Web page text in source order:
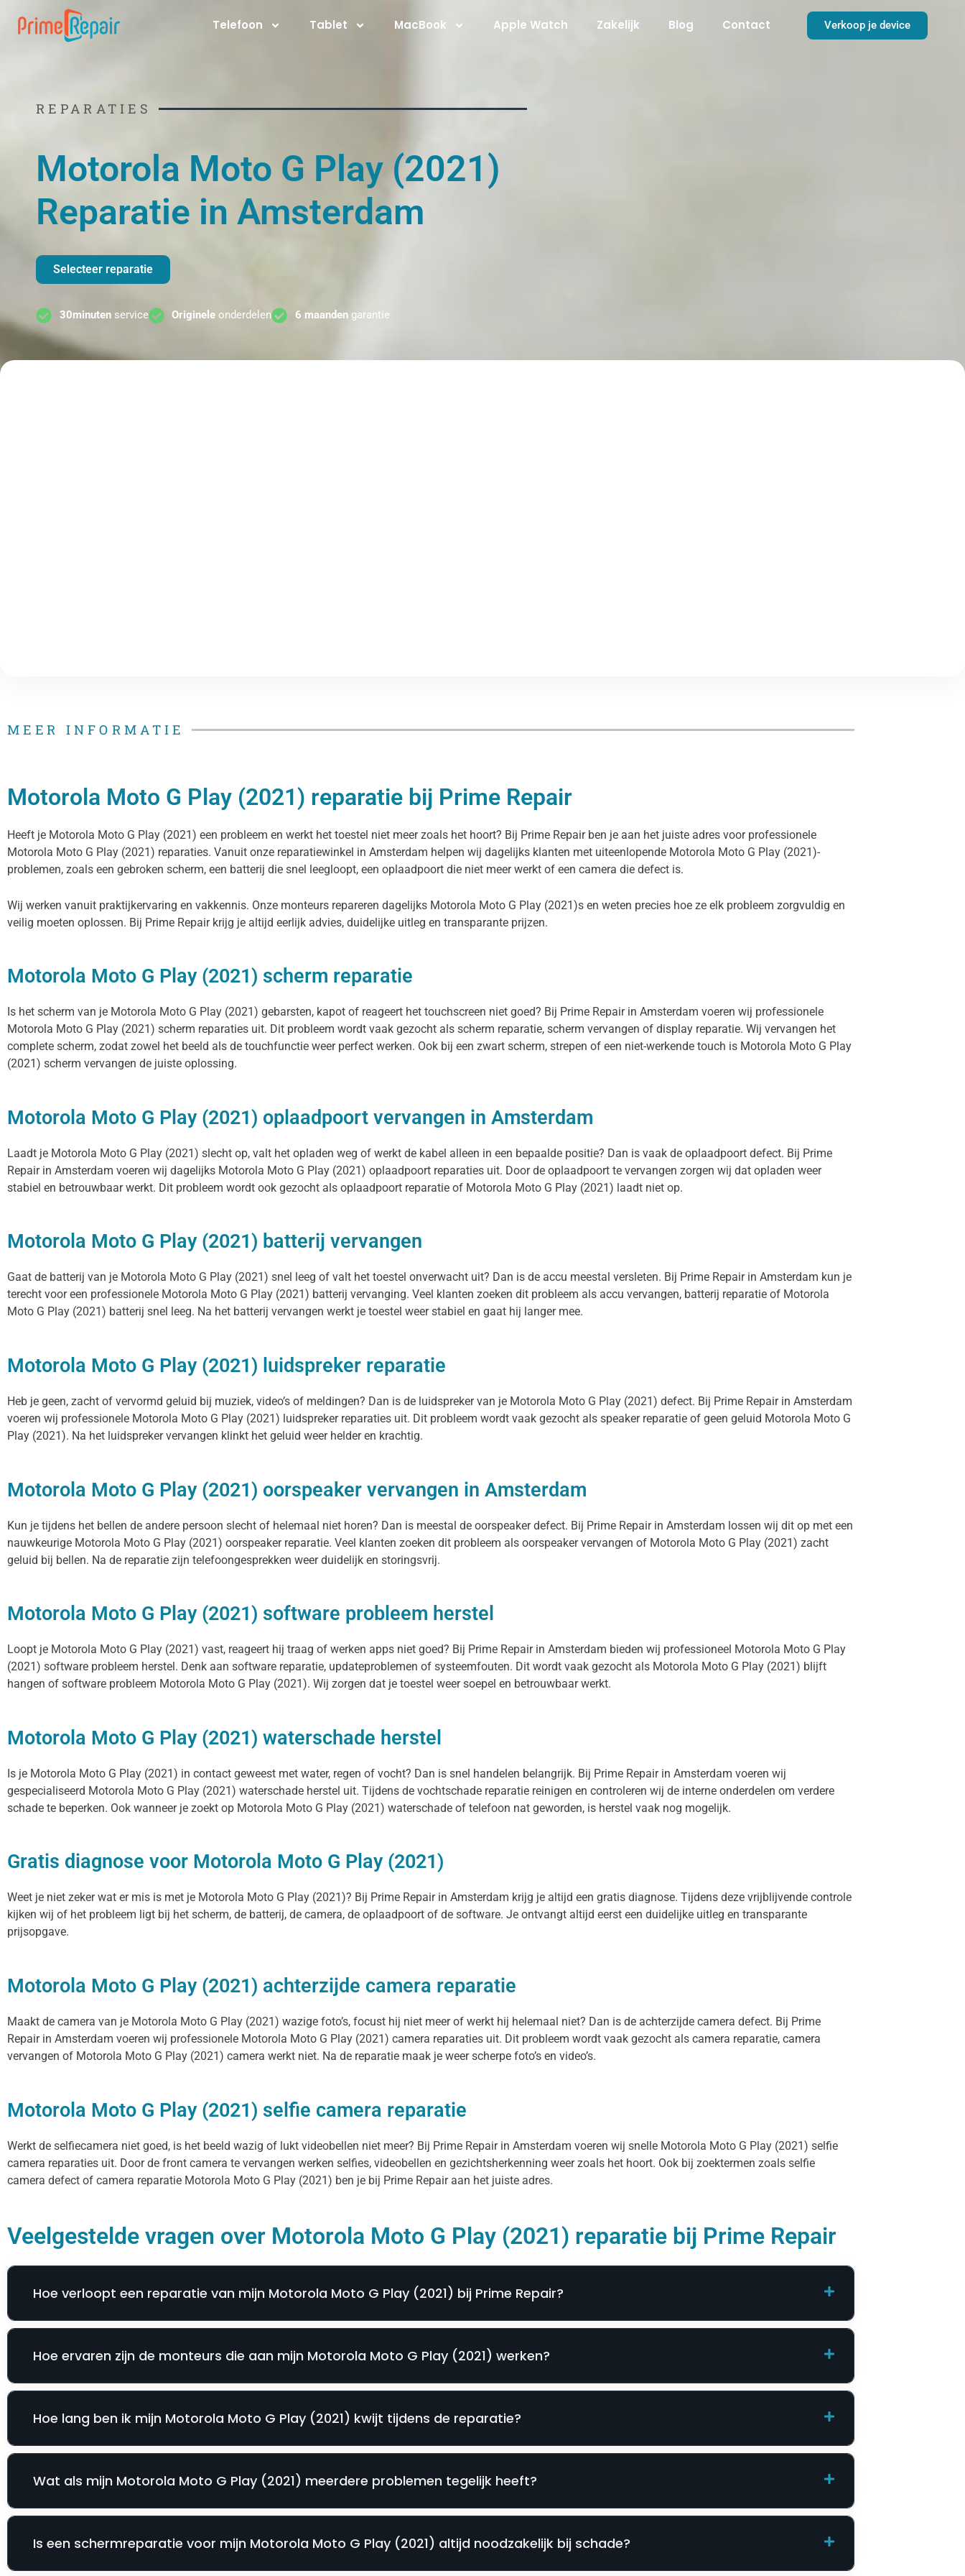
naar
Telefoon Tablet MacBook Apple Watch Zakelijk Blog Contact Verkoop je device
REPARATIES
Motorola Moto G Play (2021)
Reparatie in Amsterdam
Selecteer reparatie
30minutenservice Originele onderdelen 6 maandengarantie
MEER INFORMATIE
Motorola Moto G Play (2021) reparatie bij Prime Repair
Heeft je Motorola Moto G Play (2021) een probleem en werkt het toestel niet meer zoals het hoort? Bij Prime Repair ben je aan het juiste adres voor professionele
Motorola Moto G Play (2021) reparaties. Vanuit onze reparatiewinkel in Amsterdam helpen wij dagelijks klanten met uiteenlopende Motorola Moto G Play (2021)-
problemen, zoals een gebroken scherm, een batterij die snel leegloopt, een oplaadpoort die niet meer werkt of een camera die defect is.
Wij werken vanuit praktijkervaring en vakkennis. Onze monteurs repareren dagelijks Motorola Moto G Play (2021)s en weten precies hoe ze elk probleem zorgvuldig en
veilig moeten oplossen. Bij Prime Repair krijg je altijd eerlijk advies, duidelijke uitleg en transparante prijzen.
Motorola Moto G Play (2021) scherm reparatie
Is het scherm van je Motorola Moto G Play (2021) gebarsten, kapot of reageert het touchscreen niet goed? Bij Prime Repair in Amsterdam voeren wij professionele
Motorola Moto G Play (2021) scherm reparaties uit. Dit probleem wordt vaak gezocht als scherm reparatie, scherm vervangen of display reparatie. Wij vervangen het
complete scherm, zodat zowel het beeld als de touchfunctie weer perfect werken. Ook bij een zwart scherm, strepen of een niet-werkende touch is Motorola Moto G Play
(2021) scherm vervangen de juiste oplossing.
Motorola Moto G Play (2021) oplaadpoort vervangen in Amsterdam
Laadt je Motorola Moto G Play (2021) slecht op, valt het opladen weg of werkt de kabel alleen in een bepaalde positie? Dan is vaak de oplaadpoort defect. Bij Prime
Repair in Amsterdam voeren wij dagelijks Motorola Moto G Play (2021) oplaadpoort reparaties uit. Door de oplaadpoort te vervangen zorgen wij dat opladen weer
stabiel en betrouwbaar werkt. Dit probleem wordt ook gezocht als oplaadpoort reparatie of Motorola Moto G Play (2021) laadt niet op.
Motorola Moto G Play (2021) batterij vervangen
Gaat de batterij van je Motorola Moto G Play (2021) snel leeg of valt het toestel onverwacht uit? Dan is de accu meestal versleten. Bij Prime Repair in Amsterdam kun je
terecht voor een professionele Motorola Moto G Play (2021) batterij vervanging. Veel klanten zoeken dit probleem als accu vervangen, batterij reparatie of Motorola
Moto G Play (2021) batterij snel leeg. Na het batterij vervangen werkt je toestel weer stabiel en gaat hij langer mee.
Motorola Moto G Play (2021) luidspreker reparatie
Heb je geen, zacht of vervormd geluid bij muziek, video’s of meldingen? Dan is de luidspreker van je Motorola Moto G Play (2021) defect. Bij Prime Repair in Amsterdam
voeren wij professionele Motorola Moto G Play (2021) luidspreker reparaties uit. Dit probleem wordt vaak gezocht als speaker reparatie of geen geluid Motorola Moto G
Play (2021). Na het luidspreker vervangen klinkt het geluid weer helder en krachtig.
Motorola Moto G Play (2021) oorspeaker vervangen in Amsterdam
Kun je tijdens het bellen de andere persoon slecht of helemaal niet horen? Dan is meestal de oorspeaker defect. Bij Prime Repair in Amsterdam lossen wij dit op met een
nauwkeurige Motorola Moto G Play (2021) oorspeaker reparatie. Veel klanten zoeken dit probleem als oorspeaker vervangen of Motorola Moto G Play (2021) zacht
geluid bij bellen. Na de reparatie zijn telefoongesprekken weer duidelijk en storingsvrij.
Motorola Moto G Play (2021) software probleem herstel
Loopt je Motorola Moto G Play (2021) vast, reageert hij traag of werken apps niet goed? Bij Prime Repair in Amsterdam bieden wij professioneel Motorola Moto G Play
(2021) software probleem herstel. Denk aan software reparatie, updateproblemen of systeemfouten. Dit wordt vaak gezocht als Motorola Moto G Play (2021) blijft
hangen of software probleem Motorola Moto G Play (2021). Wij zorgen dat je toestel weer soepel en betrouwbaar werkt.
Motorola Moto G Play (2021) waterschade herstel
Is je Motorola Moto G Play (2021) in contact geweest met water, regen of vocht? Dan is snel handelen belangrijk. Bij Prime Repair in Amsterdam voeren wij
gespecialiseerd Motorola Moto G Play (2021) waterschade herstel uit. Tijdens de vochtschade reparatie reinigen en controleren wij de interne onderdelen om verdere
schade te beperken. Ook wanneer je zoekt op Motorola Moto G Play (2021) waterschade of telefoon nat geworden, is herstel vaak nog mogelijk.
Gratis diagnose voor Motorola Moto G Play (2021)
Weet je niet zeker wat er mis is met je Motorola Moto G Play (2021)? Bij Prime Repair in Amsterdam krijg je altijd een gratis diagnose. Tijdens deze vrijblijvende controle
kijken wij of het probleem ligt bij het scherm, de batterij, de camera, de oplaadpoort of de software. Je ontvangt altijd eerst een duidelijke uitleg en transparante
prijsopgave.
Motorola Moto G Play (2021) achterzijde camera reparatie
Maakt de camera van je Motorola Moto G Play (2021) wazige foto’s, focust hij niet meer of werkt hij helemaal niet? Dan is de achterzijde camera defect. Bij Prime
Repair in Amsterdam voeren wij professionele Motorola Moto G Play (2021) camera reparaties uit. Dit probleem wordt vaak gezocht als camera reparatie, camera
vervangen of Motorola Moto G Play (2021) camera werkt niet. Na de reparatie maak je weer scherpe foto’s en video’s.
Motorola Moto G Play (2021) selfie camera reparatie
Werkt de selfiecamera niet goed, is het beeld wazig of lukt videobellen niet meer? Bij Prime Repair in Amsterdam voeren wij snelle Motorola Moto G Play (2021) selfie
camera reparaties uit. Door de front camera te vervangen werken selfies, videobellen en gezichtsherkenning weer zoals het hoort. Ook bij zoektermen zoals selfie
camera defect of camera reparatie Motorola Moto G Play (2021) ben je bij Prime Repair aan het juiste adres.
Veelgestelde vragen over Motorola Moto G Play (2021) reparatie bij Prime Repair
Hoe verloopt een reparatie van mijn Motorola Moto G Play (2021) bij Prime Repair?
Hoe ervaren zijn de monteurs die aan mijn Motorola Moto G Play (2021) werken?
Hoe lang ben ik mijn Motorola Moto G Play (2021) kwijt tijdens de reparatie?
Wat als mijn Motorola Moto G Play (2021) meerdere problemen tegelijk heeft?
Is een schermreparatie voor mijn Motorola Moto G Play (2021) altijd noodzakelijk bij schade?